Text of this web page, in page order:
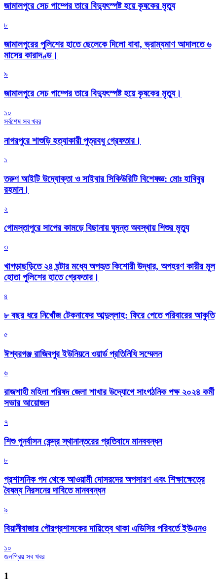
জামালপুরে সেচ পাম্পের তারে বিদ্যুৎস্পষ্ট হয়ে কৃষকের মৃত্যু
৮
জামালপুরের পুলিশের হাতে ছেলেকে দিলো বাবা, ভ্রাম্যমাণ আদালতে ৬
মাসের কারাদণ্ড।
৯
জামালপুরে সেচ পাম্পের তারে বিদ্যুৎস্পষ্ট হয়ে কৃষকের মৃত্যু।
১০
সর্বশেষ সব খবর
নাগরপুরে শাশুড়ি হত্যাকারী পুত্রবধু গ্রেফতার।
১
তরুণ আইটি উদ্যোক্তা ও সাইবার সিকিউরিটি বিশেষজ্ঞ: মোঃ হাবিবুর
রহমান।
২
গোমস্তাপুরে সাপের কামড়ে বিছানায় ঘুমন্ত অবস্থায় শিশুর মৃত্যু
৩
খাগড়াছড়িতে ২৪ ঘন্টার মধ্যে অপহৃত কিশোরী উদ্ধার, অপহরণ কারীর মূল
হোতা পুলিশের হাতে গ্রেফতার।
৪
৮ বছর ধরে নিখোঁজ টেকনাফের আব্দুল্লাহ: ফিরে পেতে পরিবারের আকুতি
৫
ঈশ্বরগঞ্জ রাজিবপুর ইউনিয়নে ওয়ার্ড প্রতিনিধি সম্মেলন
৬
রাজশাহী মহিলা পরিষদ জেলা শাখার উদ্যোগে সাংগঠনিক পক্ষ ২০২৪ কর্মী
সভার আয়োজন
৭
শিশু পুনর্বাসন কেন্দ্র স্থানান্তরের প্রতিবাদে মানববন্ধন
৮
প্রশাসনিক পদ থেকে আওয়ামী দোসরদের অপসারণ এবং শিক্ষাক্ষেত্রে
বৈষম্য নিরসনের দাবিতে মানববন্ধন
৯
বিয়ানীবাজার পৌরপ্রশাসকের দায়িত্বে থাকা এডিসির পরিবর্তে ইউএনও
১০
জনপ্রিয় সব খবর
1